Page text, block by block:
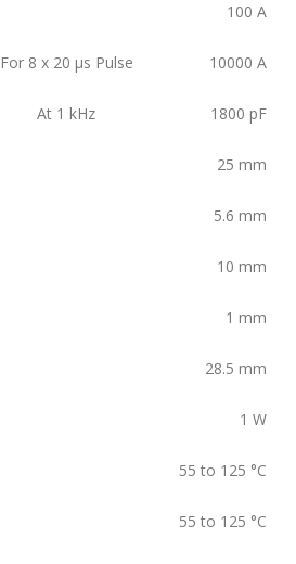
100 A
For 8 x 20 μs Pulse 10000 A
At 1 kHz 1800 pF
25 mm
5.6 mm
10 mm
1 mm
28.5 mm
1 W
55 to 125 °C
55 to 125 °C